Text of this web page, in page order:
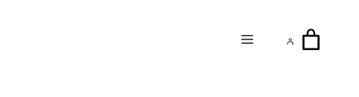
Menú